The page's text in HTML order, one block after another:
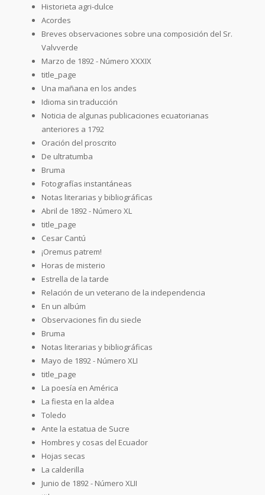
Historieta agri-dulce
Acordes
Breves observaciones sobre una composición del Sr.
Valvverde
Marzo de 1892 - Número XXXIX
title_page
Una mañana en los andes
Idioma sin traducción
Noticia de algunas publicaciones ecuatorianas
anteriores a 1792
Oración del proscrito
De ultratumba
Bruma
Fotografías instantáneas
Notas literarias y bibliográficas
Abril de 1892 - Número XL
title_page
Cesar Cantú
¡Oremus patrem!
Horas de misterio
Estrella de la tarde
Relación de un veterano de la independencia
En un albúm
Observaciones fin du siecle
Bruma
Notas literarias y bibliográficas
Mayo de 1892 - Número XLI
title_page
La poesía en América
La fiesta en la aldea
Toledo
Ante la estatua de Sucre
Hombres y cosas del Ecuador
Hojas secas
La calderilla
Junio de 1892 - Número XLII